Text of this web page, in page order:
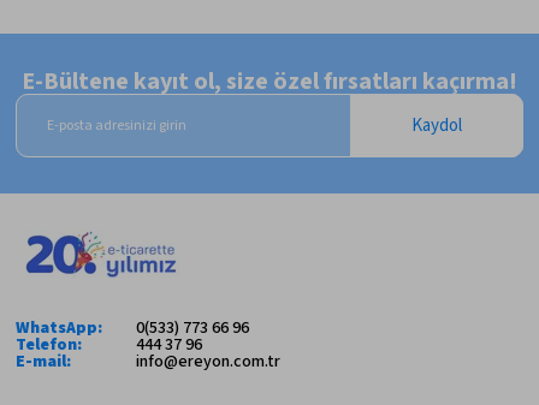
E-Bültene kayıt ol, size özel fırsatları kaçırma!
Kaydol
WhatsApp: 0(533) 773 66 96
Telefon: 444 37 96
E-mail: info@ereyon.com.tr